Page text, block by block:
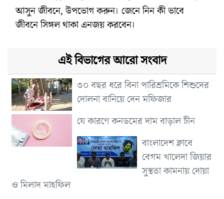
আসুন জীবনে, উপভোগ করুন। জেনে নিন কী ভাবে
জীবনে সিঙ্গল থাকা এনজয় করবেন।
এই বিভাগের আরো সংবাদ
৩০ বছর ধরে বিনা পারিশ্রমিকে শিশুদের
দোলনা বানিয়ে দেন মফিজার
যে কারণে কনডমের দাম বাড়াল চীন
বাংলাদেশ ক্লাবে
বেগম খালেদা জিয়ার
সুস্থতা কামনায় দোয়া
ও মিলাদ মাহফিল